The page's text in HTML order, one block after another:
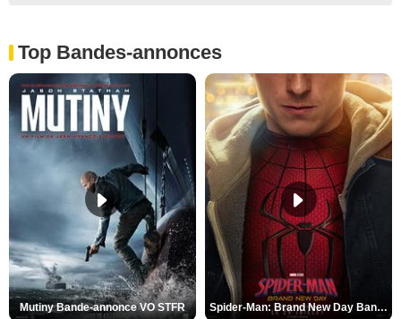
Top Bandes-annonces
Mutiny Bande-annonce VO STFR Spider-Man: Brand New Day Bande-annonce VO STFR